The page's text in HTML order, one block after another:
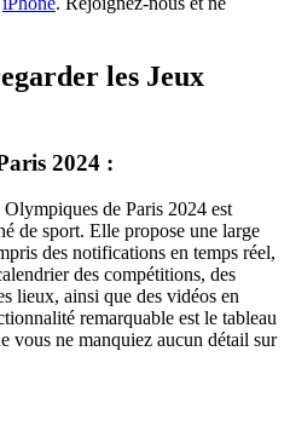
les Jeux
2024 :
de Paris 2024 est
de sport. Elle propose une large
des notifications en temps réel,
des compétitions, des
lieux, ainsi que des vidéos en
remarquable est le tableau
vous ne manquiez aucun détail sur